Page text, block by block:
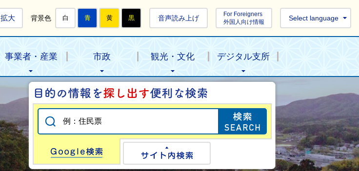
拡大 背景色 白 青 黄 黒 音声読み上げ
For Foreigners
外国人向け情報
Select language
事業者・産業 市政 観光・文化 デジタル支所
目的の情報を探
Google検索